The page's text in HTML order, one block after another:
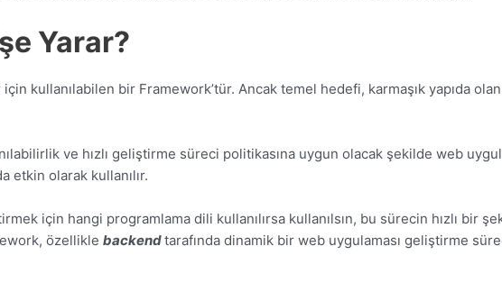
Yarar?
kullanılabilen bir Framework’tür. Ancak temel hedefi, karmaşık yapıda olan
ve hızlı geliştirme süreci politikasına uygun olacak şekilde web
etkin olarak kullanılır.
için hangi programlama dili kullanılırsa kullanılsın, bu sürecin hızlı bir
özellikle backendtarafında dinamik bir web uygulaması geliştirme